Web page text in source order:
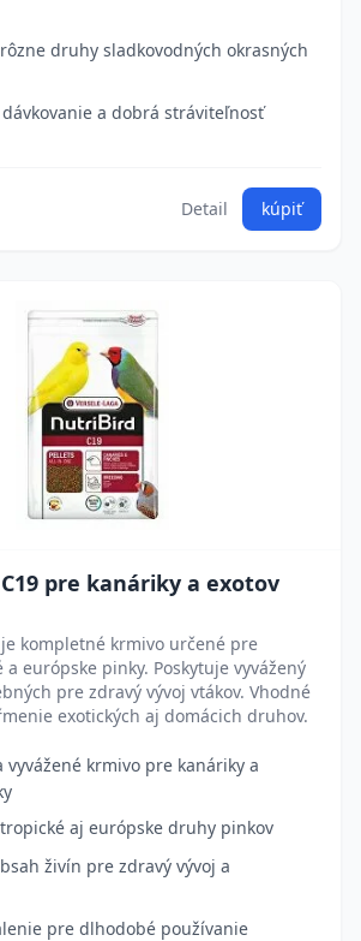
druhy sladkovodných okrasných
a dobrá stráviteľnosť
Detail kúpiť
pre kanáriky a exotov
kompletné krmivo určené pre
a európske pinky. Poskytuje vyvážený
pre zdravý vývoj vtákov. Vhodné
exotických aj domácich druhov.
vyvážené krmivo pre kanáriky a
aj európske druhy pinkov
živín pre zdravý vývoj a
pre dlhodobé používanie